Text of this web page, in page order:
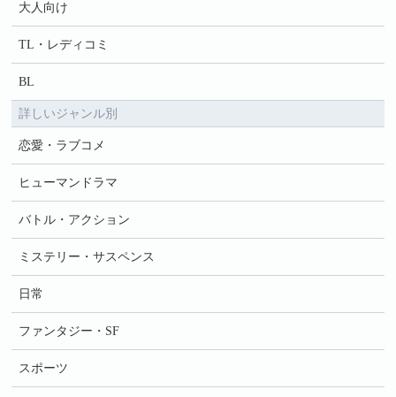
大人向け
TL・レディコミ
BL
詳しいジャンル別
恋愛・ラブコメ
ヒューマンドラマ
バトル・アクション
ミステリー・サスペンス
日常
ファンタジー・SF
スポーツ